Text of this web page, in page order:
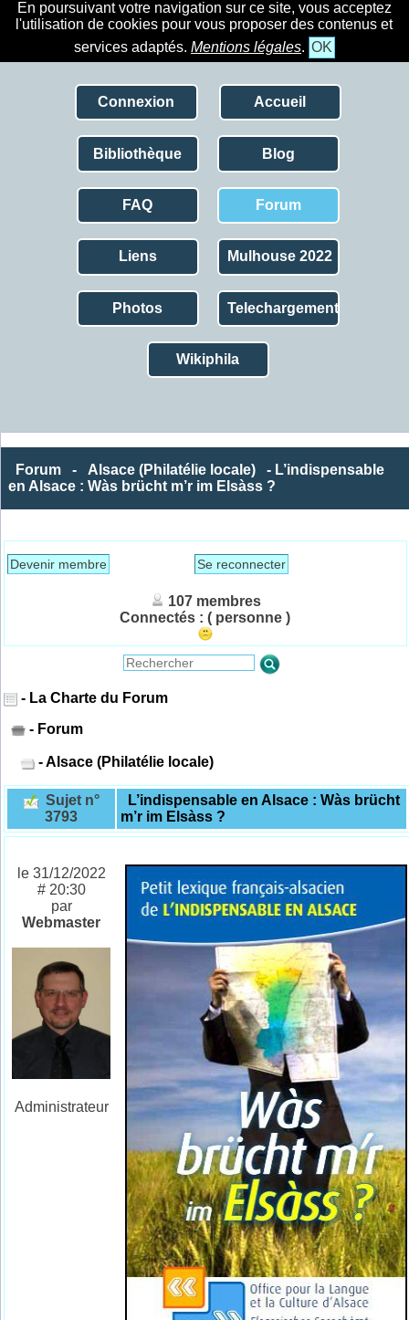
En poursuivant votre navigation sur ce site, vous acceptez
l'utilisation de cookies pour vous proposer des contenus et
services adaptés. Mentions légales. OK
Connexion Accueil
Bibliothèque Blog
FAQ Forum
Liens Mulhouse 2022
Photos Telechargement
Wikiphila
Forum - Alsace (Philatélie locale)
- L’indispensable
en Alsace : Wàs brücht m’r im Elsàss ?
Devenir membre Se reconnecter
107 membres
Connectés : ( personne )
- La Charte du Forum
- Forum
- Alsace (Philatélie locale)
Sujet n°
3793
L’indispensable en Alsace : Wàs brücht
m’r im Elsàss ?
le 31/12/2022
# 20:30
par
Webmaster
Administrateur